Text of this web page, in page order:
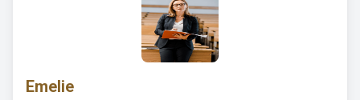
Emelie